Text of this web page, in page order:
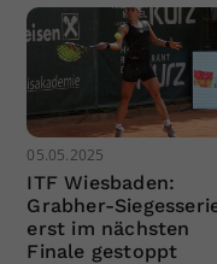
05.05.2025
ITF Wiesbaden:
Grabher-
erst im nächsten
Finale gestoppt